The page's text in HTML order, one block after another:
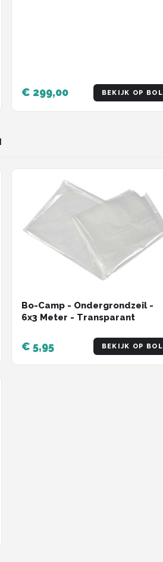
€ 299,00 BEKIJK OP BOL
Bo-Camp - Ondergrondzeil -
6x3 Meter - Transparant
€ 5,95 BEKIJK OP BOL